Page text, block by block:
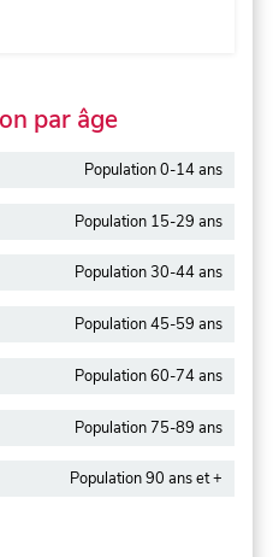
par âge
Population 0-14 ans
Population 15-29 ans
Population 30-44 ans
Population 45-59 ans
Population 60-74 ans
Population 75-89 ans
Population 90 ans et +